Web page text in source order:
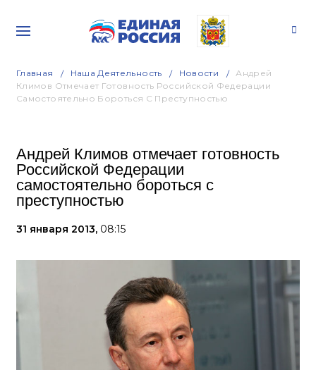
Главная Наша Деятельность Новости
Андрей
Климов Отмечает Готовность Российской Федерации
Самостоятельно Бороться С Преступностью
Андрей Климов отмечает готовность
Российской Федерации
самостоятельно бороться с
преступностью
31 января 2013, 08:15